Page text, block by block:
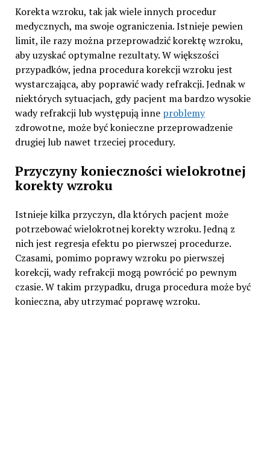
Korekta wzroku, tak jak wiele innych procedur
medycznych, ma swoje ograniczenia. Istnieje pewien
limit, ile razy można przeprowadzić korektę wzroku,
aby uzyskać optymalne rezultaty. W większości
przypadków, jedna procedura korekcji wzroku jest
wystarczająca, aby poprawić wady refrakcji. Jednak w
niektórych sytuacjach, gdy pacjent ma bardzo wysokie
wady refrakcji lub występują inne problemy
zdrowotne, może być konieczne przeprowadzenie
drugiej lub nawet trzeciej procedury.
Przyczyny konieczności wielokrotnej
korekty wzroku
Istnieje kilka przyczyn, dla których pacjent może
potrzebować wielokrotnej korekty wzroku. Jedną z
nich jest regresja efektu po pierwszej procedurze.
Czasami, pomimo poprawy wzroku po pierwszej
korekcji, wady refrakcji mogą powrócić po pewnym
czasie. W takim przypadku, druga procedura może być
konieczna, aby utrzymać poprawę wzroku.